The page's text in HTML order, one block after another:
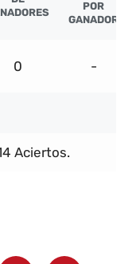
POR
GANADOR
0 -
Aciertos.